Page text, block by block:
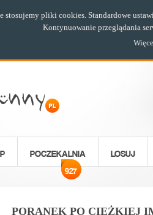
POCZEKALNIA
927
LOSUJ
PORANEK PO CIĘŻKIEJ
stosujemy pliki cookies. Standardowe
Kontynuowanie przeglądania